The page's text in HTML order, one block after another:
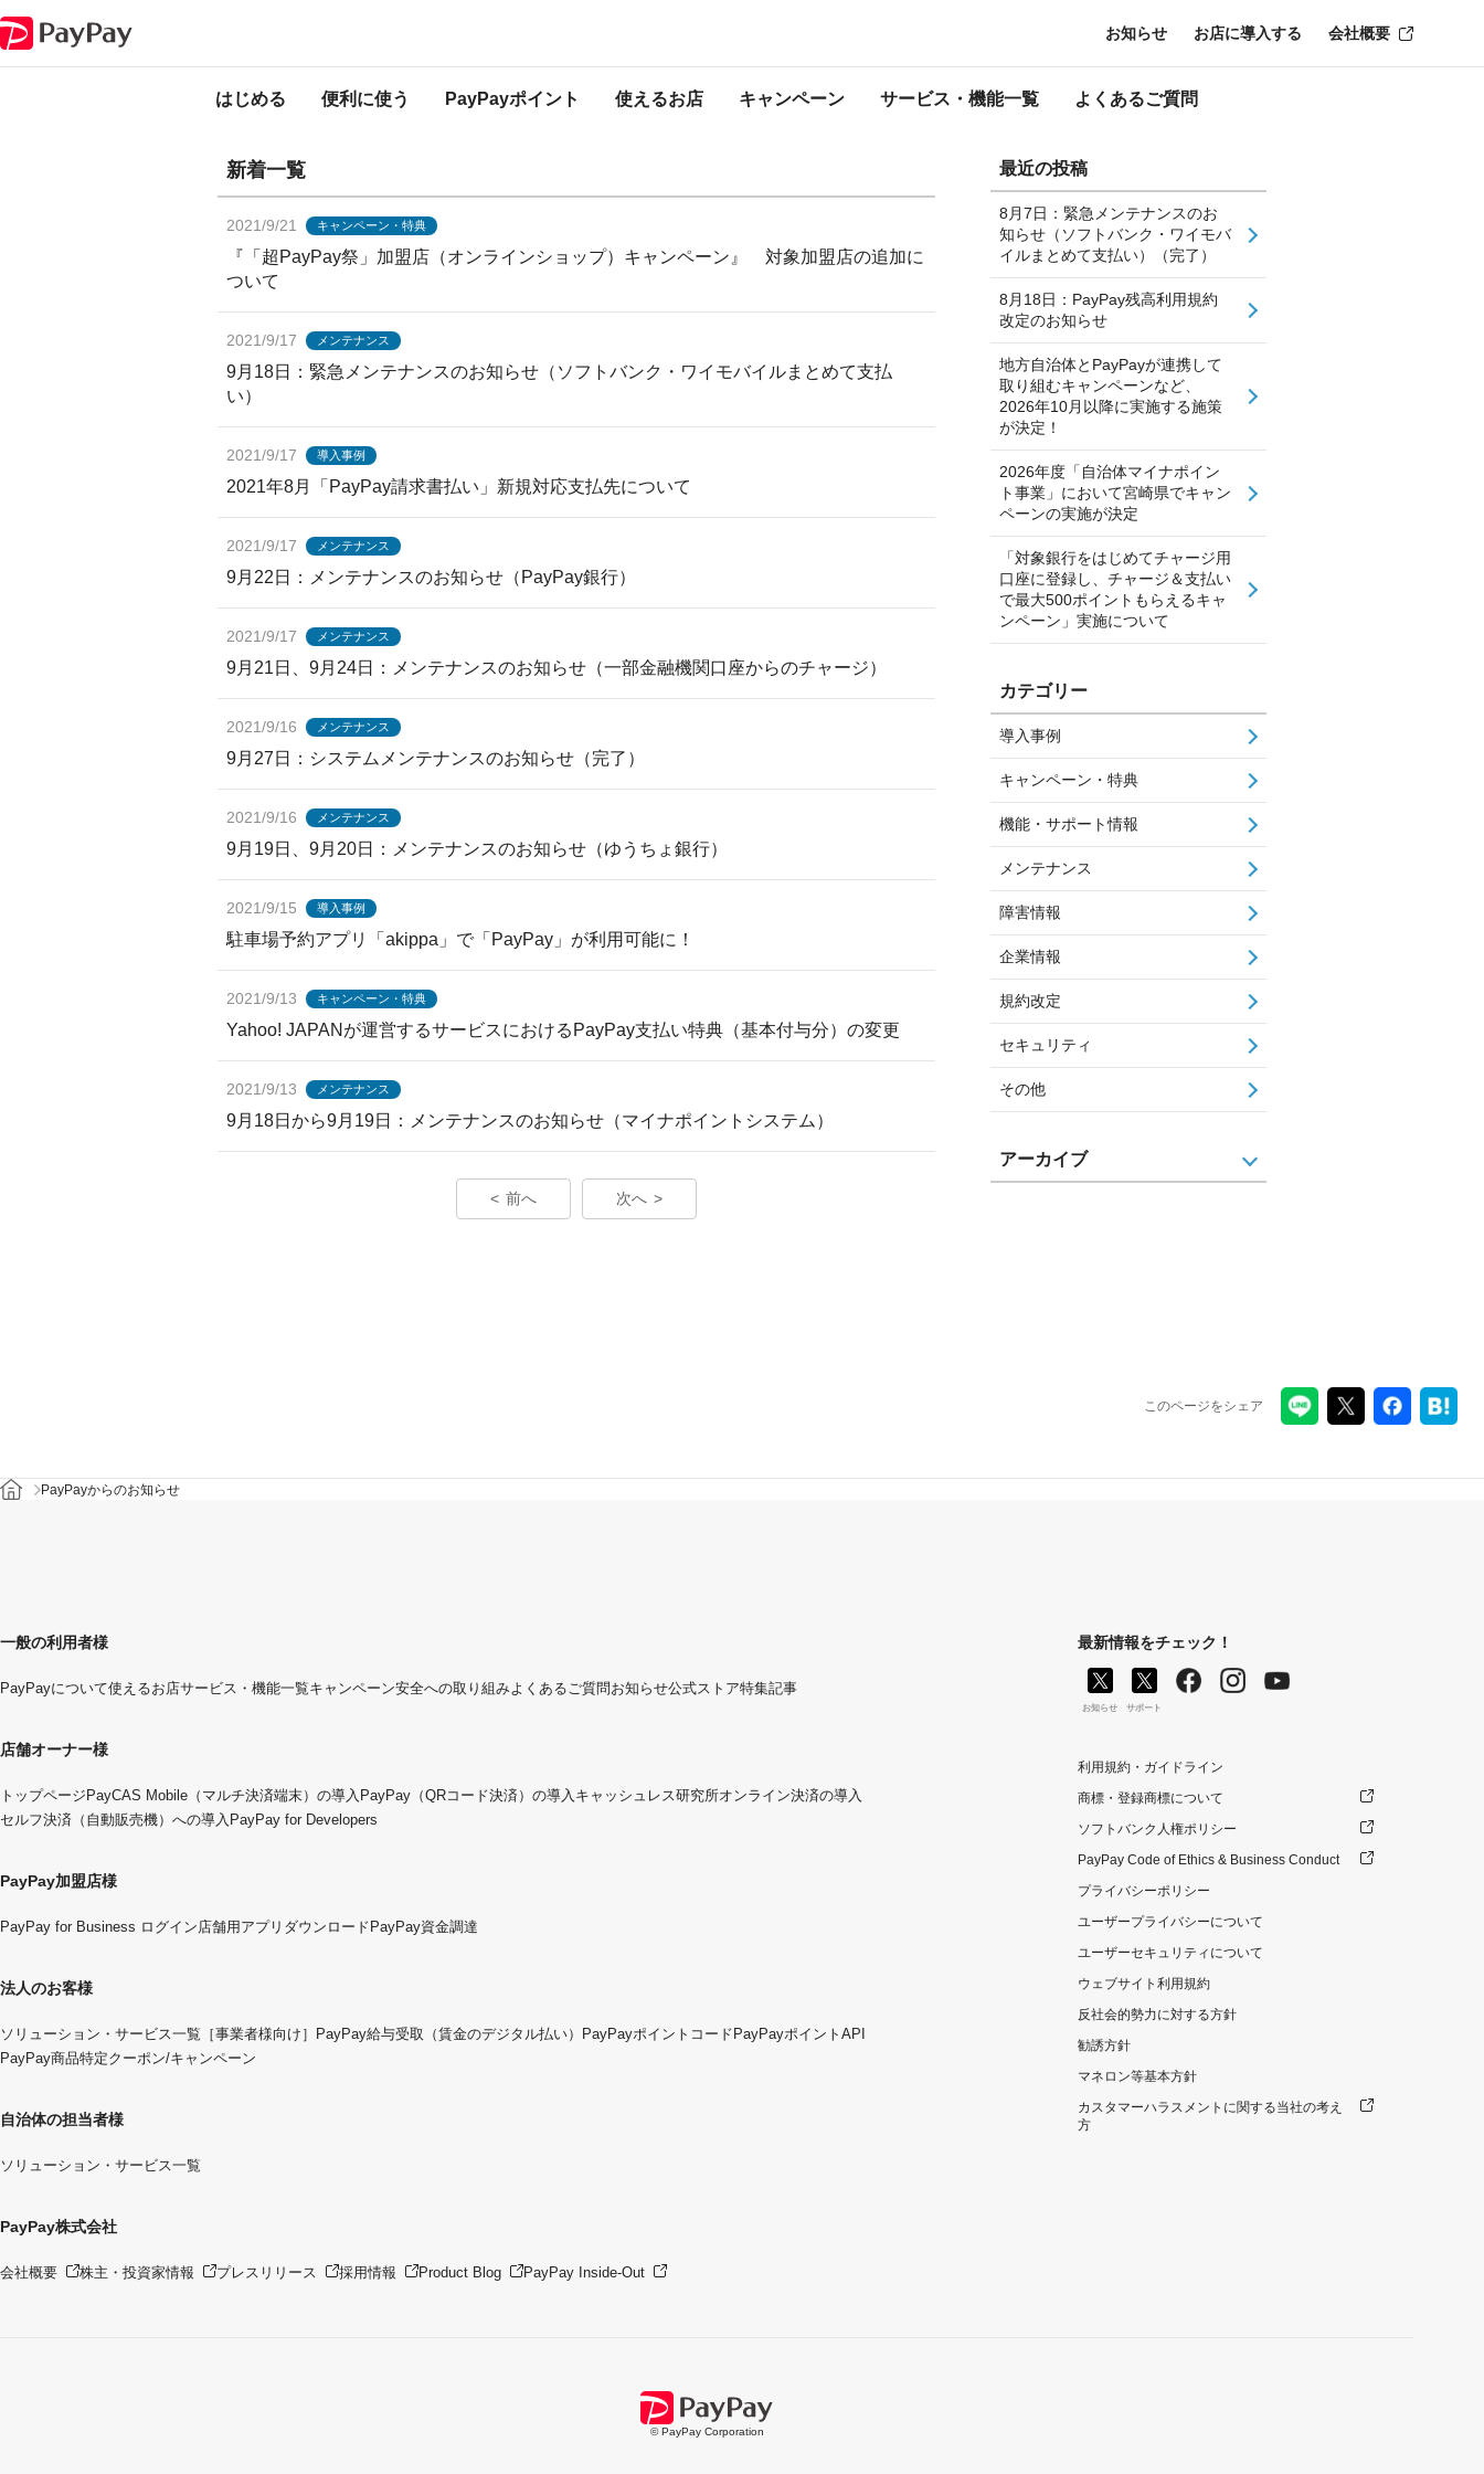
はじめる 便利に使う PayPayポイント 使えるお店 キャンペーン サービス・機能一覧 よくあるご質問
お知らせ お店に導入する 会社概要
PayPayからのお知らせ プレスリリース
新着一覧
2021/9/21 キャンペーン・特典
『「超PayPay祭」加盟店（オンラインショップ）キャンペーン』 対象加盟店の追加に
ついて
2021/9/17 メンテナンス
9月18日：緊急メンテナンスのお知らせ（ソフトバンク・ワイモバイルまとめて支払
い）
2021/9/17 導入事例
2021年8月「PayPay請求書払い」新規対応支払先について
2021/9/17 メンテナンス
9月22日：メンテナンスのお知らせ（PayPay銀行）
2021/9/17 メンテナンス
9月21日、9月24日：メンテナンスのお知らせ（一部金融機関口座からのチャージ）
2021/9/16 メンテナンス
9月27日：システムメンテナンスのお知らせ（完了）
2021/9/16 メンテナンス
9月19日、9月20日：メンテナンスのお知らせ（ゆうちょ銀行）
2021/9/15 導入事例
駐車場予約アプリ「akippa」で「PayPay」が利用可能に！
2021/9/13 キャンペーン・特典
Yahoo! JAPANが運営するサービスにおけるPayPay支払い特典（基本付与分）の変更
2021/9/13 メンテナンス
9月18日から9月19日：メンテナンスのお知らせ（マイナポイントシステム）
前へ 次へ
最近の投稿
8月7日：緊急メンテナンスのお
知らせ（ソフトバンク・ワイモバ
イルまとめて支払い）（完了）
8月18日：PayPay残高利用規約
改定のお知らせ
地方自治体とPayPayが連携して
取り組むキャンペーンなど、
2026年10月以降に実施する施策
が決定！
2026年度「自治体マイナポイン
ト事業」において宮崎県でキャン
ペーンの実施が決定
「対象銀行をはじめてチャージ用
口座に登録し、チャージ＆支払い
で最大500ポイントもらえるキャ
ンペーン」実施について
カテゴリー
導入事例
キャンペーン・特典
機能・サポート情報
メンテナンス
障害情報
企業情報
規約改定
セキュリティ
その他
アーカイブ
このページをシェア
PayPayからのお知らせ
一般の利用者様
PayPayについて使えるお店サービス・機能一覧キャンペーン安全への取り組みよくあるご質問お知らせ公式ストア特集記事
店舗オーナー様
トップページ PayCAS Mobile（マルチ決済端末）の導入 PayPay（QRコード決済）の導入 キャッシュレス研究所オンライン決済の導入
セルフ決済（自動販売機）への導入 PayPay for Developers
PayPay加盟店様
PayPay for Business ログイン店舗用アプリダウンロード PayPay資金調達
法人のお客様
ソリューション・サービス一覧 ［事業者様向け］PayPay給与受取（賃金のデジタル払い） PayPayポイントコード PayPayポイントAPI
PayPay商品特定クーポン/キャンペーン
自治体の担当者様
ソリューション・サービス一覧
PayPay株式会社
会社概要 株主・投資家情報 プレスリリース 採用情報 Product Blog PayPay Inside-Out
最新情報をチェック！
お知らせ サポート
利用規約・ガイドライン
商標・登録商標について
ソフトバンク人権ポリシー
PayPay Code of Ethics & Business Conduct
プライバシーポリシー
ユーザープライバシーについて
ユーザーセキュリティについて
ウェブサイト利用規約
反社会的勢力に対する方針
勧誘方針
マネロン等基本方針
カスタマーハラスメントに関する当社の考え
方
© PayPay Corporation